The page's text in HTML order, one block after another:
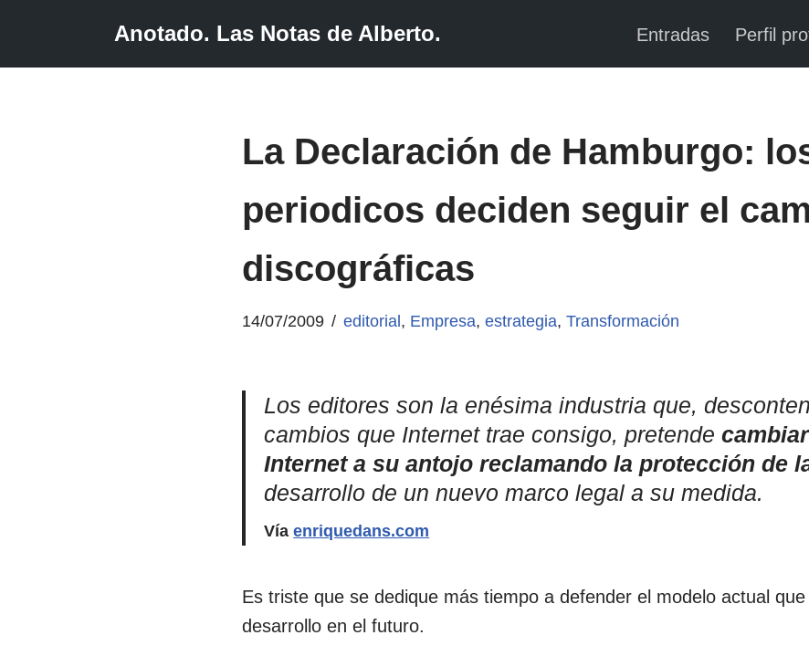
Anotado. Las Notas de Alberto. Entradas Perfil
La Declaración de Hamburgo:
periodicos deciden seguir el
discográficas
14/07/2009 editorial , Empresa,estrategia,Transformación
Los editores son la enésima industria que,
cambios que Internet trae consigo, pretende
Internet a su antojo reclamando la protección de
desarrollo de un nuevo marco legal a su medida.
Víaenriquedans.com
Es triste que se dedique más tiempo a defender el modelo actual
desarrollo en el futuro.